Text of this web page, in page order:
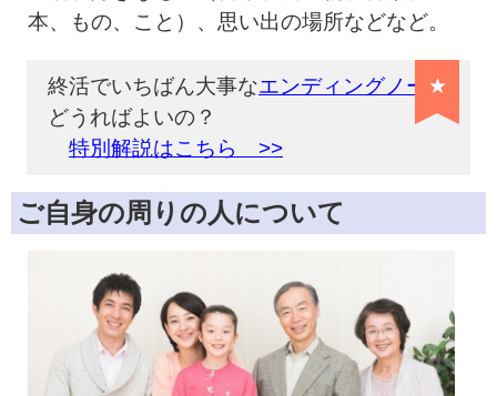
本、もの、こと）、思い出の場所などなど。
★
終活でいちばん大事なエンディングノート
どうればよいの？
特別解説はこちら >>
ご自身の周りの人について